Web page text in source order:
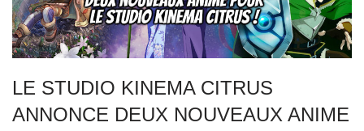
LE STUDIO KINEMA CITRUS
ANNONCE DEUX NOUVEAUX ANIME